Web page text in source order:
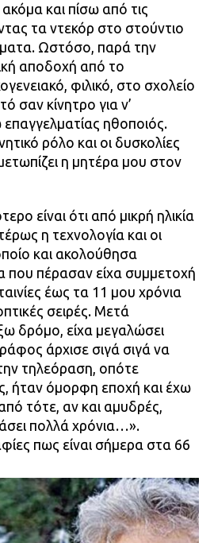
και πίσω από τις
τα ντεκόρ στο στούντιο
Ωστόσο, παρά την
αποδοχή από το
φιλικό, στο σχολείο
σαν κίνητρο για ν’
ηθοποιός.
ρόλο και οι δυσκολίες
η μητέρα μου στον
είναι ότι από μικρή ηλικία
η τεχνολογία και οι
και ακολούθησα
που πέρασαν είχα συμμετοχή
έως τα 11 μου χρόνια
σειρές. Μετά
δρόμο, είχα μεγαλώσει
άρχισε σιγά σιγά να
τηλεόραση, οπότε
ήταν όμορφη εποχή και έχω
τότε, αν και αμυδρές,
πολλά χρόνια…».
πως είναι σήμερα στα 66